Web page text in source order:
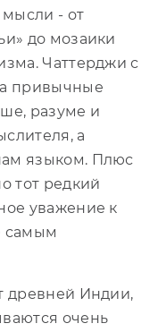
- от
до мозаики
Чаттерджи с
привычные
разуме и
а
языком. Плюс
тот редкий
уважение к
самым
древней Индии,
очень